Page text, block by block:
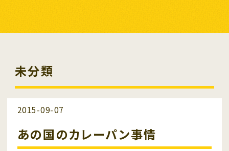
未分類
2015-09-07
あの国のカレーパン事情